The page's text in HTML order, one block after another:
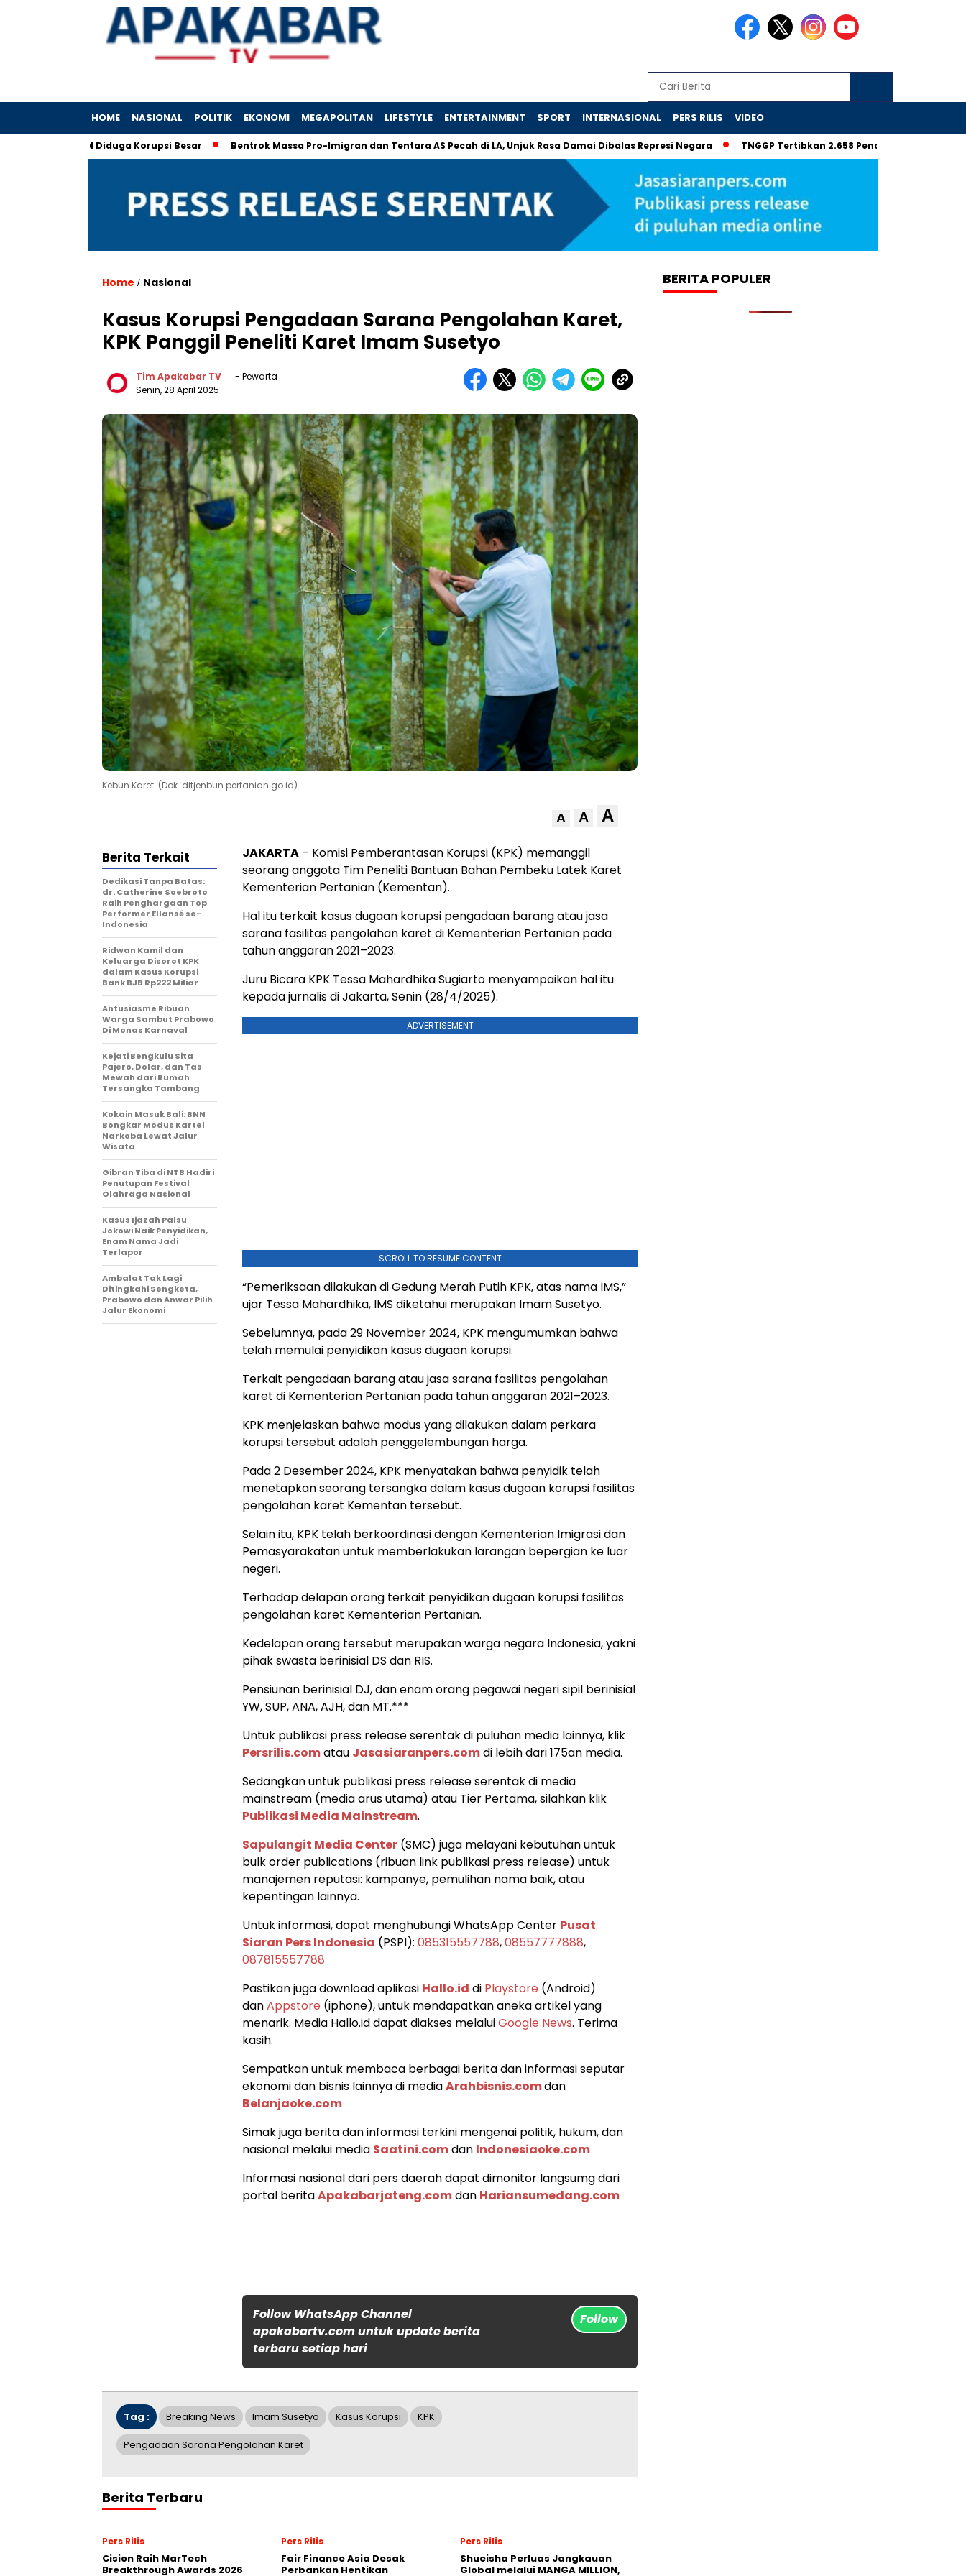
HOME NASIONAL POLITIK EKONOMI MEGAPOLITAN LIFESTYLE ENTERTAINMENT SPORT INTERNASIONAL PERS RILIS VIDEO
IIM Diduga Korupsi Besar Bentrok Massa Pro-Imigran dan Tentara AS Pecah di LA, Unjuk Rasa Damai Dibalas Represi Negara TNGGP Tertibkan 2.658 Pendaki Ilegal Gunung Gede
Home / Nasional
Kasus Korupsi Pengadaan Sarana Pengolahan Karet,
KPK Panggil Peneliti Karet Imam Susetyo
Tim Apakabar TV
- Pewarta
Senin, 28 April 2025
Kebun Karet. (Dok. ditjenbun.pertanian.go.id)
A A A
JAKARTA – Komisi Pemberantasan Korupsi (KPK) memanggil
seorang anggota Tim Peneliti Bantuan Bahan Pembeku Latek Karet
Kementerian Pertanian (Kementan).
Hal itu terkait kasus dugaan korupsi pengadaan barang atau jasa
sarana fasilitas pengolahan karet di Kementerian Pertanian pada
tahun anggaran 2021–2023.
Juru Bicara KPK Tessa Mahardhika Sugiarto menyampaikan hal itu
kepada jurnalis di Jakarta, Senin (28/4/2025).
ADVERTISEMENT
SCROLL TO RESUME CONTENT
“Pemeriksaan dilakukan di Gedung Merah Putih KPK, atas nama IMS,”
ujar Tessa Mahardhika, IMS diketahui merupakan Imam Susetyo.
Sebelumnya, pada 29 November 2024, KPK mengumumkan bahwa
telah memulai penyidikan kasus dugaan korupsi.
Terkait pengadaan barang atau jasa sarana fasilitas pengolahan
karet di Kementerian Pertanian pada tahun anggaran 2021–2023.
KPK menjelaskan bahwa modus yang dilakukan dalam perkara
korupsi tersebut adalah penggelembungan harga.
Pada 2 Desember 2024, KPK menyatakan bahwa penyidik telah
menetapkan seorang tersangka dalam kasus dugaan korupsi fasilitas
pengolahan karet Kementan tersebut.
Selain itu, KPK telah berkoordinasi dengan Kementerian Imigrasi dan
Pemasyarakatan untuk memberlakukan larangan bepergian ke luar
negeri.
Terhadap delapan orang terkait penyidikan dugaan korupsi fasilitas
pengolahan karet Kementerian Pertanian.
Kedelapan orang tersebut merupakan warga negara Indonesia, yakni
pihak swasta berinisial DS dan RIS.
Pensiunan berinisial DJ, dan enam orang pegawai negeri sipil berinisial
YW, SUP, ANA, AJH, dan MT.***
Untuk publikasi press release serentak di puluhan media lainnya, klik
Persrilis.comatau Jasasiaranpers.comdi lebih dari 175an media.
Sedangkan untuk publikasi press release serentak di media
mainstream (media arus utama) atau Tier Pertama, silahkan klik
Publikasi Media Mainstream.
Sapulangit Media Center (SMC) juga melayani kebutuhan untuk
bulk order publications (ribuan link publikasi press release) untuk
manajemen reputasi: kampanye, pemulihan nama baik, atau
kepentingan lainnya.
Untuk informasi, dapat menghubungi WhatsApp Center Pusat
Siaran Pers Indonesia (PSPI): 085315557788,08557777888,
087815557788
Pastikan juga download aplikasi Hallo.id di Playstore (Android)
danAppstore (iphone), untuk mendapatkan aneka artikel yang
menarik. Media Hallo.id dapat diakses melaluiGoogle News. Terima
kasih.
Sempatkan untuk membaca berbagai berita dan informasi seputar
ekonomi dan bisnis lainnya di mediaArahbisnis.comdan
Belanjaoke.com
Simak juga berita dan informasi terkini mengenai politik, hukum, dan
nasional melalui media Saatini.comdan Indonesiaoke.com
Informasi nasional dari pers daerah dapat dimonitor langsumg dari
portal beritaApakabarjateng.comdan Hariansumedang.com
Follow WhatsApp Channel
apakabartv.com untuk update berita
terbaru setiap hari
Follow
Berita Terkait
Dedikasi Tanpa Batas:
dr. Catherine Soebroto
Raih Penghargaan Top
Performer Ellansé se-
Indonesia
Ridwan Kamil dan
Keluarga Disorot KPK
dalam Kasus Korupsi
Bank BJB Rp222 Miliar
Antusiasme Ribuan
Warga Sambut Prabowo
Di Monas Karnaval
Kejati Bengkulu Sita
Pajero, Dolar, dan Tas
Mewah dari Rumah
Tersangka Tambang
Kokain Masuk Bali: BNN
Bongkar Modus Kartel
Narkoba Lewat Jalur
Wisata
Gibran Tiba di NTB Hadiri
Penutupan Festival
Olahraga Nasional
Kasus Ijazah Palsu
Jokowi Naik Penyidikan,
Enam Nama Jadi
Terlapor
Ambalat Tak Lagi
Ditingkahi Sengketa,
Prabowo dan Anwar Pilih
Jalur Ekonomi
Tag : Breaking News Imam Susetyo Kasus Korupsi KPK
Pengadaan Sarana Pengolahan Karet
Berita Terbaru
Pers Rilis
Cision Raih MarTech
Breakthrough Awards 2026
Pers Rilis
Fair Finance Asia Desak
Perbankan Hentikan
Pers Rilis
Shueisha Perluas Jangkauan
Global melalui MANGA MILLION,
BERITA POPULER